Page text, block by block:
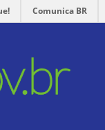
Comunica BR